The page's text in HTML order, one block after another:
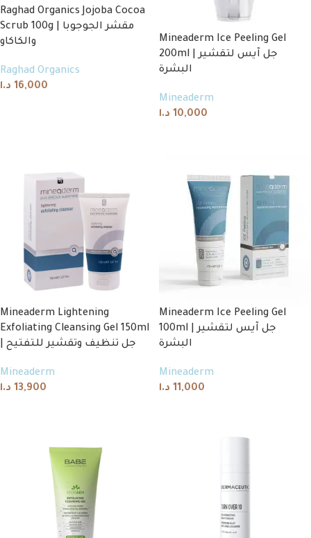
Raghad Organics Jojoba Cocoa
Scrub 100g | مقشر الجوجوبا
والكاكاو
Raghad Organics
16,000 د.ا
Mineaderm Ice Peeling Gel
200ml | جل آيس لتقشير
البشرة
Mineaderm
10,000 د.ا
Mineaderm Lightening
Exfoliating Cleansing Gel 150ml
| جل تنظيف وتقشير للتفتيح
Mineaderm
13,900 د.ا
Mineaderm Ice Peeling Gel
100ml | جل آيس لتقشير
البشرة
Mineaderm
11,000 د.ا